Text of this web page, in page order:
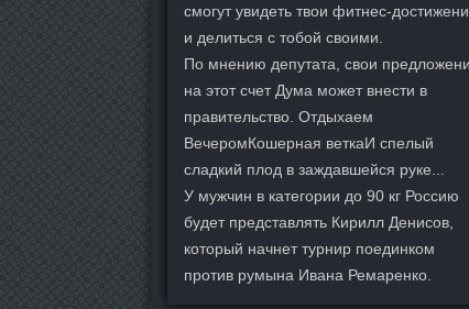
смогут увидеть твои фитнес-
и делиться с тобой своими.
По мнению депутата, свои
на этот счет Дума может внести в
правительство. Отдыхаем
ВечеромКошерная веткаИ спелый
сладкий плод в заждавшейся руке...
У мужчин в категории до 90 кг Россию
будет представлять Кирилл Денисов,
который начнет турнир поединком
против румына Ивана Ремаренко.